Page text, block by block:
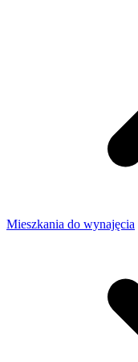
Mieszkania do wynajęcia